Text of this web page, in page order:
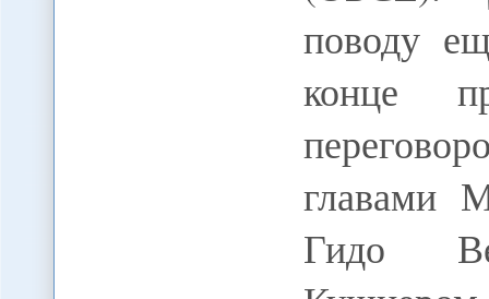
поводу
конце
главами
Гидо